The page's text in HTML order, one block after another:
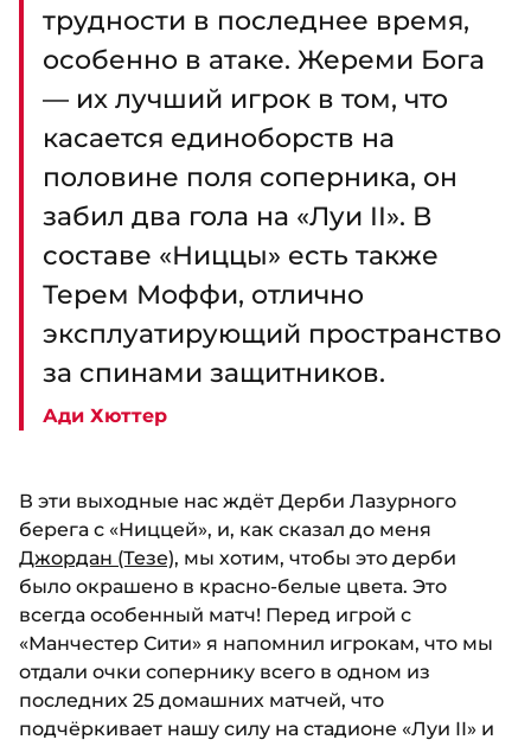
трудности в последнее время,
особенно в атаке. Жереми Бога
— их лучший игрок в том, что
касается единоборств на
половине поля соперника, он
забил два гола на «Луи II». В
составе «Ниццы» есть также
Терем Моффи, отлично
эксплуатирующий пространство
за спинами защитников.
Ади Хюттер
В эти выходные нас ждёт Дерби Лазурного
берега с «Ниццей», и, как сказал до меня
Джордан (Тезе), мы хотим, чтобы это дерби
было окрашено в красно-белые цвета. Это
всегда особенный матч! Перед игрой с
«Манчестер Сити» я напомнил игрокам, что мы
отдали очки сопернику всего в одном из
последних 25 домашних матчей, что
подчёркивает нашу силу на стадионе «Луи II» и